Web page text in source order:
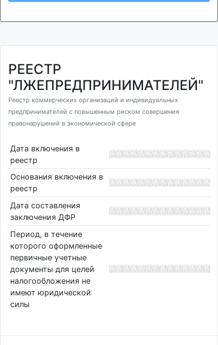
РЕЕСТР
"ЛЖЕПРЕДПРИНИМАТЕЛЕЙ"
Реестр коммерческих организаций и индивидуальных
предпринимателей с повышенным риском совершения
правонарушений в экономической сфере
Дата включения в
реестр
Основания включения в
реестр
Дата составления
заключения ДФР
Период, в течение
которого оформленные
первичные учетные
документы для целей
налогообложения не
имеют юридической
силы